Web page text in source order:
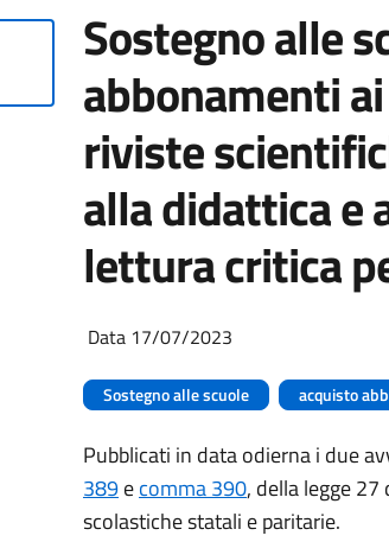
Sostegno alle
abbonamenti
riviste
alla didattica e
lettura critica
Data 17/07/2023
Sostegno alle scuole acquisto
Pubblicati in data odierna i due
389ecomma 390, della legge
scolastiche statali e paritarie.